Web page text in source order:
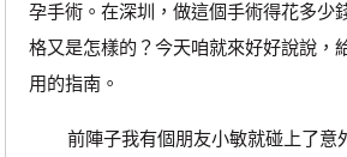
孕手術。在深圳，做這個手術得花多少
格又是怎樣的？今天咱就來好好說說，
用的指南。
前陣子我有個朋友小敏就碰上了意